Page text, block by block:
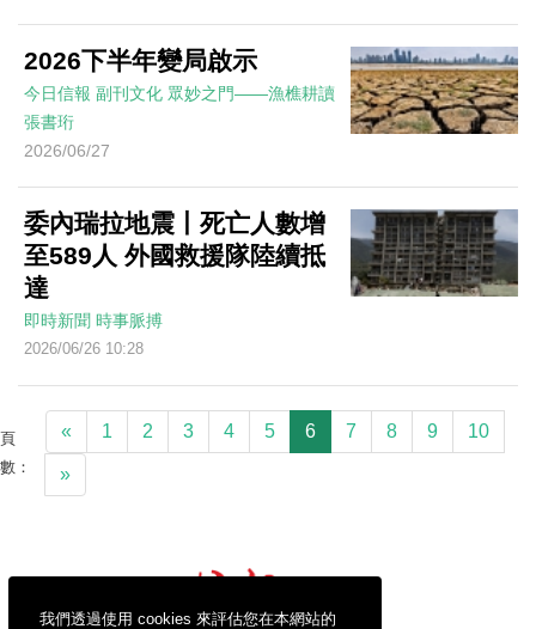
我們透過使用 cookies 來評估您在本網站的
2026下半年變局啟示
今日信報 副刊文化 眾妙之門——漁樵耕讀
張書珩
2026/06/27
委內瑞拉地震丨死亡人數增
至589人 外國救援隊陸續抵
達
即時新聞 時事脈搏
2026/06/26 10:28
頁
數：
« 1 2 3 4 5 6 7 8 9 10
»